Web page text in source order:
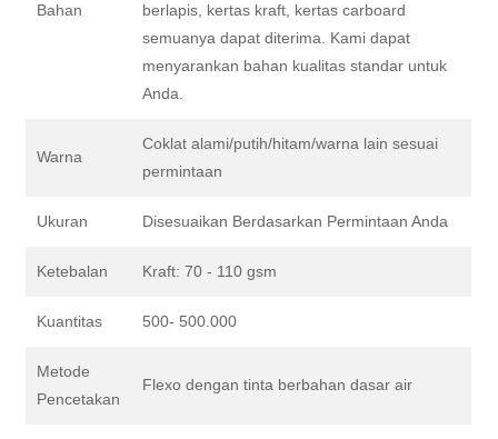
Bahan
berlapis, kertas kraft, kertas carboard
semuanya dapat diterima. Kami dapat
menyarankan bahan kualitas standar untuk
Anda.
Warna
Coklat alami/putih/hitam/warna lain sesuai
permintaan
Ukuran Disesuaikan Berdasarkan Permintaan Anda
Ketebalan Kraft: 70 - 110 gsm
Kuantitas 500- 500.000
Metode
Pencetakan
Flexo dengan tinta berbahan dasar air